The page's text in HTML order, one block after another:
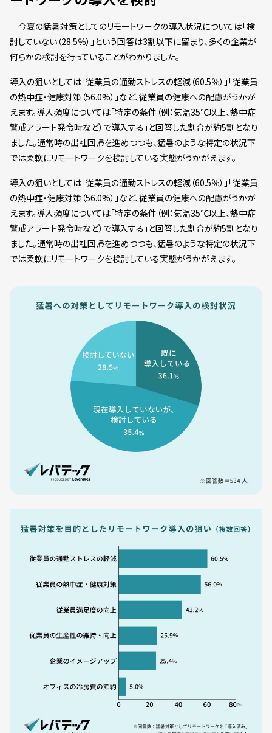
今夏の猛暑対策としてのリモートワークの導入状況については「検
討していない（28.5％）」という回答は3割以下に留まり、多くの企業が
何らかの検討を行っていることがわかりました。
導入の狙いとしては「従業員の通勤ストレスの軽減（60.5％）」「従業員
の熱中症・健康対策（56.0%）」など、従業員の健康への配慮がうかが
えます。導入頻度については「特定の条件（例：気温35℃以上、熱中症
警戒アラート発令時など）で導入する」と回答した割合が約5割となり
ました。通常時の出社回帰を進めつつも、猛暑のような特定の状況下
では柔軟にリモートワークを検討している実態がうかがえます。
導入の狙いとしては「従業員の通勤ストレスの軽減（60.5％）」「従業員
の熱中症・健康対策（56.0%）」など、従業員の健康への配慮がうかが
えます。導入頻度については「特定の条件（例：気温35℃以上、熱中症
警戒アラート発令時など）で導入する」と回答した割合が約5割となり
ました。通常時の出社回帰を進めつつも、猛暑のような特定の状況下
では柔軟にリモートワークを検討している実態がうかがえます。